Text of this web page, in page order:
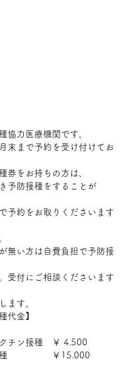
協力医療機関です。
末まで予約を受け付けてお
券をお持ちの方は、
予防接種をすることが
予約をお取りくださいます
無い方は自費負担で予防接
受付にご相談くださいます
ます。
代金】
チン接種　￥ 4.500
　　　　　￥15.000